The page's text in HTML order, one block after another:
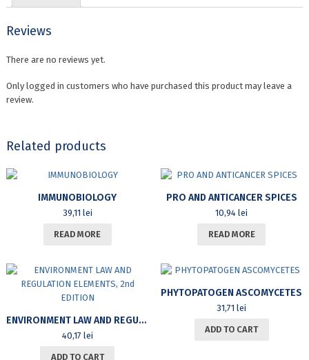
Reviews
There are no reviews yet.
Only logged in customers who have purchased this product may leave a
review.
Related products
IMMUNOBIOLOGY
39,11 lei
READ MORE
PRO AND ANTICANCER SPICES
10,94lei
READ MORE
ENVIRONMENT LAW AND REGULATION ELEMENTS, 2ND EDITION
40,17 lei
ADD TO CART
PHYTOPATOGEN ASCOMYCETES
31,71lei
ADD TO CART